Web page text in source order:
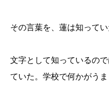
その言葉を、蓮は知ってい
文字として知っているの
ていた。学校で何かがう